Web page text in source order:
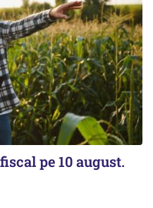
pe 10 august.